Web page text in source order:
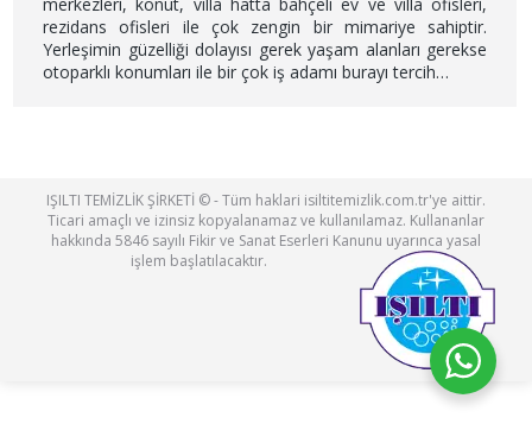
merkezleri, konut, villa hatta bahçeli ev ve villa ofisleri,
rezidans ofisleri ile çok zengin bir mimariye sahiptir.
Yerleşimin güzelliği dolayısı gerek yaşam alanları gerekse
otoparklı konumları ile bir çok iş adamı burayı tercih…
IŞILTI TEMİZLİK ŞİRKETİ © - Tüm haklari isiltitemizlik.com.tr'ye aittir.
Ticari amaçlı ve izinsiz kopyalanamaz ve kullanılamaz. Kullananlar
hakkında 5846 sayılı Fikir ve Sanat Eserleri Kanunu uyarınca yasal
işlem başlatılacaktır.